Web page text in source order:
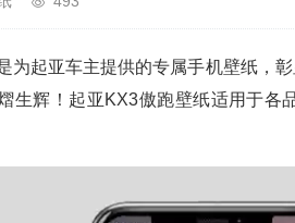
为起亚车主提供的专属手机壁纸，
生辉！起亚KX3傲跑壁纸适用于各